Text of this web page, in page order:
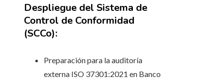
Despliegue del Sistema de
Control de Conformidad
(SCCo):
Preparación para la auditoría
externa ISO 37301:2021 en Banco